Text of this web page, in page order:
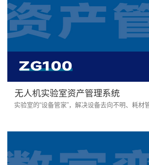
无人机实验室资产管理系统
实验室的“设备管家”，解决设备去向不明、耗材